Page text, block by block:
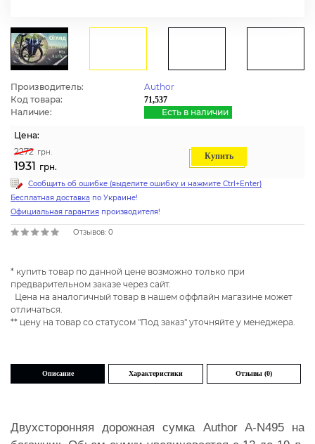
Производитель:
Author
Код товара:
71,537
Наличие: Есть в наличии
Цена:
2272 грн.
1931 грн.
Купить
Сообщить об ошибке (выделите ошибку и нажмите Ctrl+Enter)
Бесплатная доставка по Украине!
Официальная гарантия производителя!
Отзывов: 0
* купить товар по данной цене возможно только при
предварительном заказе через сайт.
Цена на аналогичный товар в нашем оффлайн магазине может
отличаться.
** цену на товар со статусом "Под заказ" уточняйте у менеджера.
Описание Характеристики Отзывы (0)
Двухсторонняя дорожная сумка Author A-N495 на